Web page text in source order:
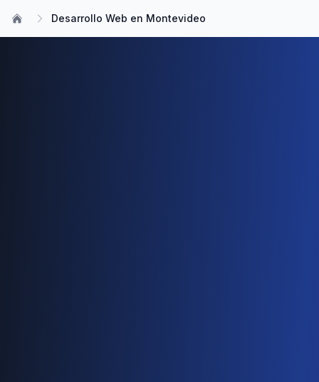
Desarrollo Web en Montevideo